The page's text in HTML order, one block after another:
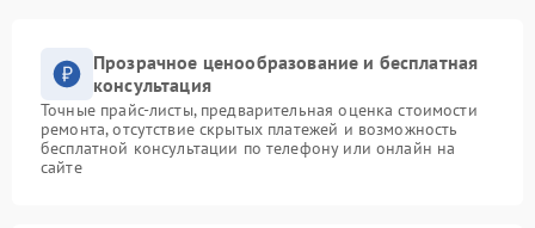
Прозрачное ценообразование и бесплатная
консультация
Точные прайс-листы, предварительная оценка стоимости
ремонта, отсутствие скрытых платежей и возможность
бесплатной консультации по телефону или онлайн на
сайте